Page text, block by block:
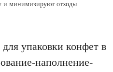
и минимизируют отходы.
упаковки конфет в
наполнение-